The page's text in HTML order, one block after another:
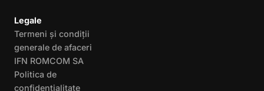
Legale
Termeni și condiții
generale de afaceri
IFN ROMCOM SA
Politica de
confidențialitate